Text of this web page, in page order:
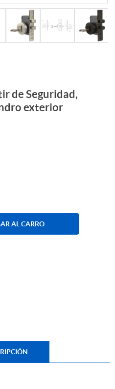
de Seguridad,
exterior
AL CARRO